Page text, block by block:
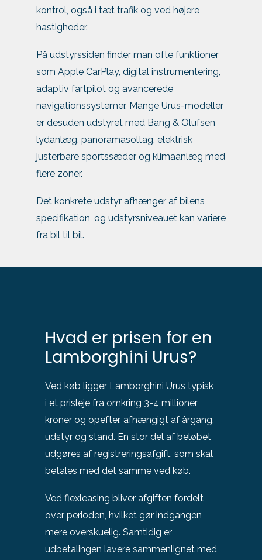
kontrol, også i tæt trafik og ved højere
hastigheder.
På udstyrssiden finder man ofte funktioner
som Apple CarPlay, digital instrumentering,
adaptiv fartpilot og avancerede
navigationssystemer. Mange Urus-modeller
er desuden udstyret med Bang & Olufsen
lydanlæg, panoramasoltag, elektrisk
justerbare sportssæder og klimaanlæg med
flere zoner.
Det konkrete udstyr afhænger af bilens
specifikation, og udstyrsniveauet kan variere
fra bil til bil.
Hvad er prisen for en
Lamborghini Urus?
Ved køb ligger Lamborghini Urus typisk
i et prisleje fra omkring 3-4 millioner
kroner og opefter, afhængigt af årgang,
udstyr og stand. En stor del af beløbet
udgøres af registreringsafgift, som skal
betales med det samme ved køb.
Ved flexleasing bliver afgiften fordelt
over perioden, hvilket gør indgangen
mere overskuelig. Samtidig er
udbetalingen lavere sammenlignet med